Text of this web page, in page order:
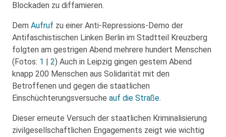
Blockaden zu diffamieren.
Dem Aufruf zu einer Anti-Repressions-Demo der
Antifaschistischen Linken Berlin im Stadtteil Kreuzberg
folgten am gestrigen Abend mehrere hundert Menschen
(Fotos: 1 | 2) Auch in Leipzig gingen gestern Abend
knapp 200 Menschen aus Solidarität mit den
Betroffenen und gegen die staatlichen
Einschüchterungsversuche auf die Straße.
Dieser erneute Versuch der staatlichen Kriminalisierung
zivilgesellschaftlichen Engagements zeigt wie wichtig